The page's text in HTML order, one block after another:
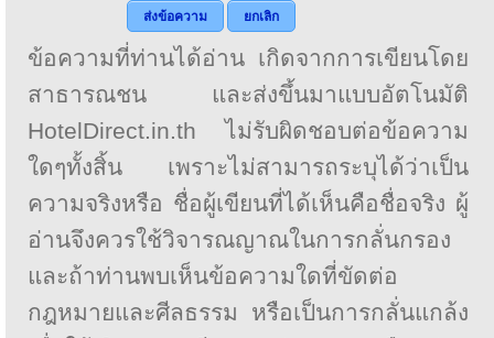
ส่งข้อความ
ยกเลิก
ข้อความที่ท่านได้อ่าน เกิดจากการเขียนโดย
สาธารณชน และส่งขึ้นมาแบบอัตโนมัติ
HotelDirect.in.th ไม่รับผิดชอบต่อข้อความ
ใดๆทั้งสิ้น เพราะไม่สามารถระบุได้ว่าเป็น
ความจริงหรือ ชื่อผู้เขียนที่ได้เห็นคือชื่อจริง ผู้
อ่านจึงควรใช้วิจารณญาณในการกลั่นกรอง
และถ้าท่านพบเห็นข้อความใดที่ขัดต่อ
กฎหมายและศีลธรรม หรือเป็นการกลั่นแกล้ง